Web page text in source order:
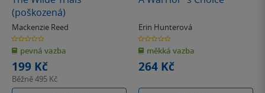
(poškozená)
Mackenzie Reed
0.0
z
5
hvězdiček
pevná vazba
199 Kč
Běžně495 Kč
Erin Hunterová
0.0
z
5
hvězdiček
měkká vazba
264 Kč